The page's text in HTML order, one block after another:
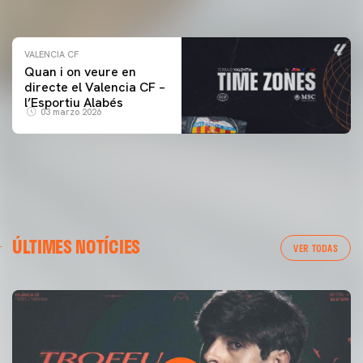
VALENCIA CF
Quan i on veure en
directe el Valencia CF –
l’Esportiu Alabés
03 marzo 2026
ÚLTIMES NOTÍCIES VER TODAS